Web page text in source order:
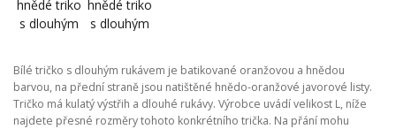
Bílé tričko s dlouhým rukávem je batikované oranžovou a hnědou
barvou, na přední straně jsou natištěné hnědo-oranžové javorové listy.
Tričko má kulatý výstřih a dlouhé rukávy. Výrobce uvádí velikost L, níže
najdete přesné rozměry tohoto konkrétního trička. Na přání mohu